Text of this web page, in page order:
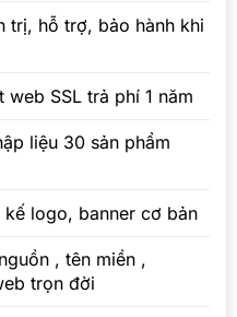
trị, hỗ trợ, bảo hành khi
web SSL trả phí 1 năm
liệu 30 sản phẩm
kế logo, banner cơ bản
, tên miền ,
trọn đời